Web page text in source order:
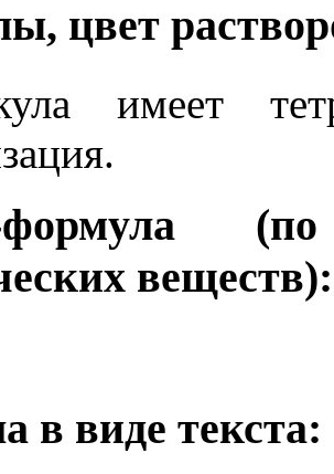
цвет
имеет
формула
веществ):
в виде текста: